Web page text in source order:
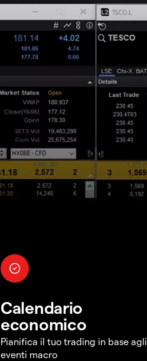
Calendario
economico
Pianifica il tuo trading in base agli
eventi macro